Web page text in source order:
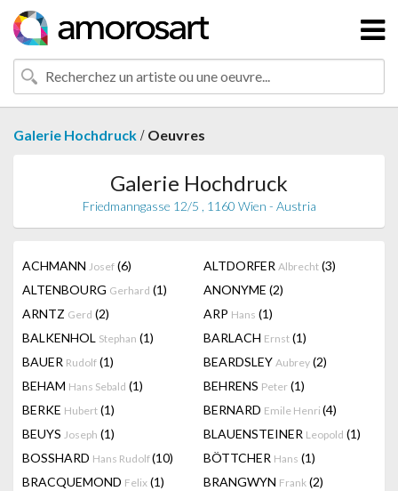
Galerie Hochdruck / Oeuvres
Galerie Hochdruck
Friedmanngasse 12/5 , 1160 Wien - Austria
ACHMANN Josef (6) ALTDORFER Albrecht (3)
ALTENBOURG Gerhard (1) ANONYME (2)
ARNTZ Gerd (2) ARP Hans (1)
BALKENHOL Stephan (1) BARLACH Ernst (1)
BAUER Rudolf (1) BEARDSLEY Aubrey (2)
BEHAM Hans Sebald (1) BEHRENS Peter (1)
BERKE Hubert (1) BERNARD Emile Henri (4)
BEUYS Joseph (1) BLAUENSTEINER Leopold (1)
BOSSHARD Hans Rudolf(10) BÖTTCHER Hans (1)
BRACQUEMOND Felix (1) BRANGWYN Frank (2)